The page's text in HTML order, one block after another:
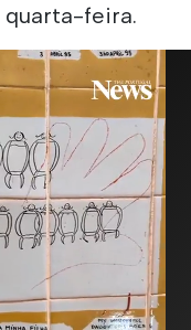
quarta-feira.